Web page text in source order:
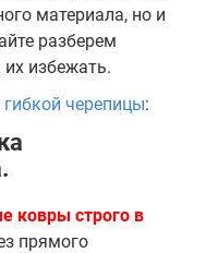
материала, но и
разберем
избежать.
гибкой черепицы:
ковры строго в
прямого